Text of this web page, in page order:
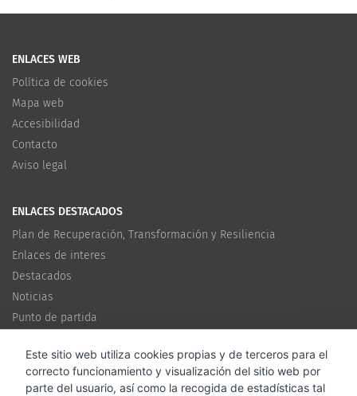
ENLACES WEB
Política de cookies
Mapa web
Accesibilidad
Contacto
Aviso legal
ENLACES DESTACADOS
Plan de Recuperación, Transformación y Resiliencia
Enlaces de interes
Destacados
Noticias
Punto de partida
CANALES
Twitter
Este sitio web utiliza cookies propias y de terceros para el
correcto funcionamiento y visualización del sitio web por
parte del usuario, así como la recogida de estadísticas tal